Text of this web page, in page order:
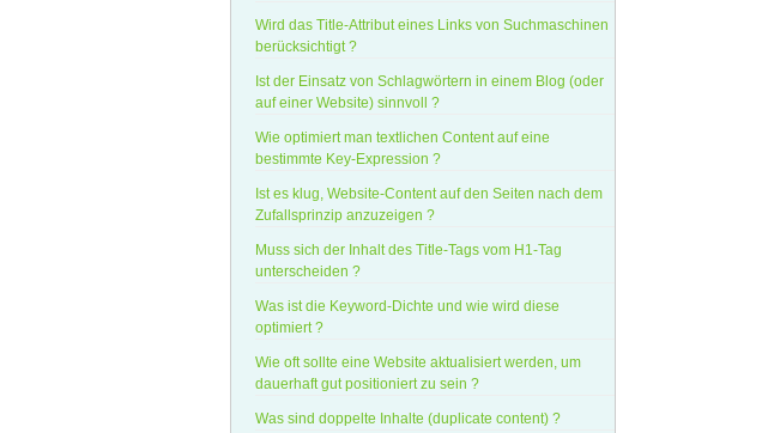
Wird das Title-Attribut eines Links von Suchmaschinen
berücksichtigt ?
Ist der Einsatz von Schlagwörtern in einem Blog (oder
auf einer Website) sinnvoll ?
Wie optimiert man textlichen Content auf eine
bestimmte Key-Expression ?
Ist es klug, Website-Content auf den Seiten nach dem
Zufallsprinzip anzuzeigen ?
Muss sich der Inhalt des Title-Tags vom H1-Tag
unterscheiden ?
Was ist die Keyword-Dichte und wie wird diese
optimiert ?
Wie oft sollte eine Website aktualisiert werden, um
dauerhaft gut positioniert zu sein ?
Was sind doppelte Inhalte (duplicate content) ?